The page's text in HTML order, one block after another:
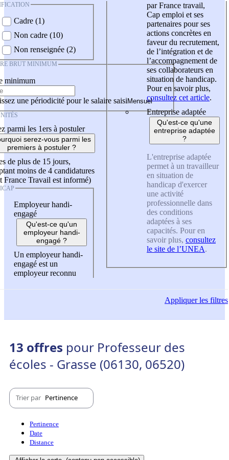
Cadre (1)
Non cadre (10)
Non renseignée (2)
BRUT MINIMUM
minimum
une périodicité pour le salaire saisi
parmi les 1ers à postuler
serez-vous parmi les
premiers à postuler ?
de plus de 15 jours,
moins de 4 candidatures
France Travail est informé)
Employeur handi-
engagé
Qu'est-ce qu'un
employeur handi-
engagé ?
Un employeur handi-
engagé est un
employeur reconnu
par France travail,
Cap emploi et ses
partenaires pour ses
actions concrètes en
faveur du recrutement,
de l’intégration et de
l’accompagnement de
ses collaborateurs en
situation de handicap.
Pour en savoir plus,
consultez cet article.
Entreprise adaptée
Qu'est-ce qu'une
entreprise adaptée
?
L'entreprise adaptée
permet à un travailleur
en situation de
handicap d'exercer
une activité
professionnelle dans
des conditions
adaptées à ses
capacités. Pour en
savoir plus, consultez
le site de l’UNEA.
Appliquerles filtres
13 offres pour Professeur des
écoles - Grasse (06130, 06520)
Trier par Pertinence
Pertinence
Date
Distance